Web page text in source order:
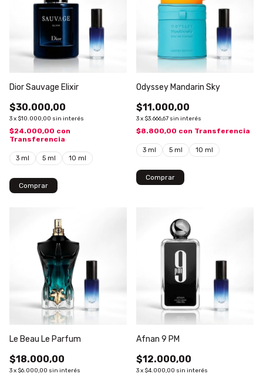
Dior Sauvage Elixir
$30.000,00
3x $10.000,00 sin interés
$24.000,00 con
Transferencia
3 ml 5 ml 10 ml
Comprar
Odyssey Mandarin Sky
$11.000,00
3x $3.666,67 sin interés
$8.800,00 con Transferencia
3 ml 5 ml 10 ml
Comprar
Le Beau Le Parfum
$18.000,00
3x $6.000,00 sin interés
Afnan 9 PM
$12.000,00
3x $4.000,00 sin interés